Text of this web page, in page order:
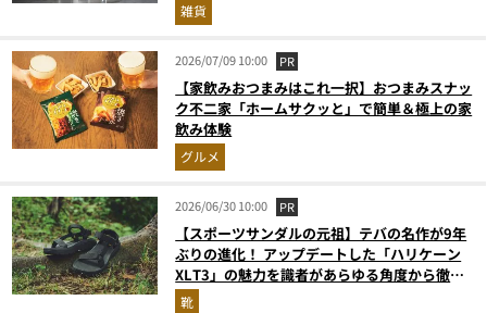
雑貨
2026/07/09 10:00 PR
【家飲みおつまみはこれ一択】おつまみスナッ
ク不二家「ホームサクッと」で簡単＆極上の家
飲み体験
グルメ
2026/06/30 10:00 PR
【スポーツサンダルの元祖】テバの名作が9年
ぶりの進化！ アップデートした「ハリケーン
XLT3」の魅力を識者があらゆる角度から徹底
解説！
靴